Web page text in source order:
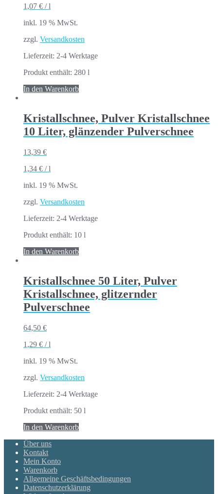
1,07 € /l
inkl. 19 % MwSt.
zzgl. Versandkosten
Lieferzeit: 2-4 Werktage
Produkt enthält: 280 l
In den Warenkorb
Kristallschnee, Pulver Kristallschnee
10 Liter, glänzender Pulverschnee
13,39 €
1,34 € /l
inkl. 19 % MwSt.
zzgl. Versandkosten
Lieferzeit: 2-4 Werktage
Produkt enthält: 10 l
In den Warenkorb
Kristallschnee 50 Liter, Pulver
Kristallschnee, glitzernder
Pulverschnee
64,50 €
1,29 € /l
inkl. 19 % MwSt.
zzgl. Versandkosten
Lieferzeit: 2-4 Werktage
Produkt enthält: 50 l
In den Warenkorb
Über uns
Kontakt
Mein Konto
Warenkorb
Allgemeine Geschäftsbedingungen
Datenschutzerklärung